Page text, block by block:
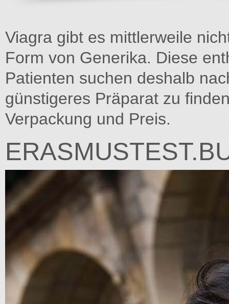
Viagra gibt es mittlerweile
Form von Generika. Diese
Patienten suchen deshalb
günstigeres Präparat zu
Verpackung und Preis.